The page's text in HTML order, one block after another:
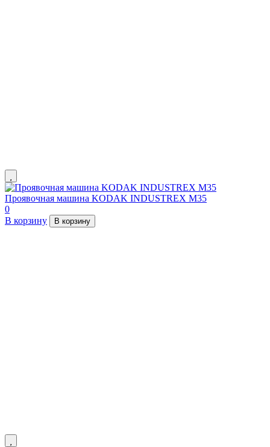
Проявочная машина KODAK INDUSTREX M35
0
В корзину
В корзину